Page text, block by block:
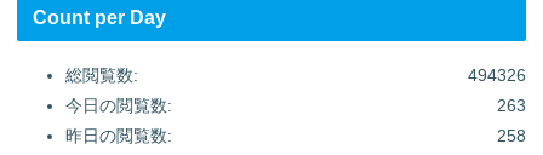
Count per Day
494326
総閲覧数:
263
今日の閲覧数:
258
昨日の閲覧数: